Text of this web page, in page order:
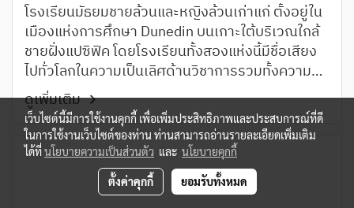
โรงเรียนมัธยมชายล้วนและหญิงล้วนเก่าแก่ ตั้งอยู่ใน
เมืองแห่งการศึกษา Dunedin บนเกาะใต้บริเวณใกล้
ชายฝั่งแปซิฟิค โดยโรงเรียนทั้งสองแห่งนี้มีชื่อเสียง
ไปทั่วโลกในความเป็นเลิศด้านวิชาการรวมทั้งความ
สำเร็จในด้านวัฒนธรรมและกีฬา
ดูเพิ่มเติม
เว็บไซต์นี้มีการใช้งานคุกกี้ เพื่อเพิ่มประสิทธิภาพและประสบการณ์ที่ดี
ในการใช้งานเว็บไซต์ของท่าน ท่านสามารถอ่านรายละเอียดเพิ่มเติม
ได้ที่นโยบายความเป็นส่วนตัว และ นโยบายคุกกี้
ตั้งค่าคุกกี้ ยอมรับทั้งหมด